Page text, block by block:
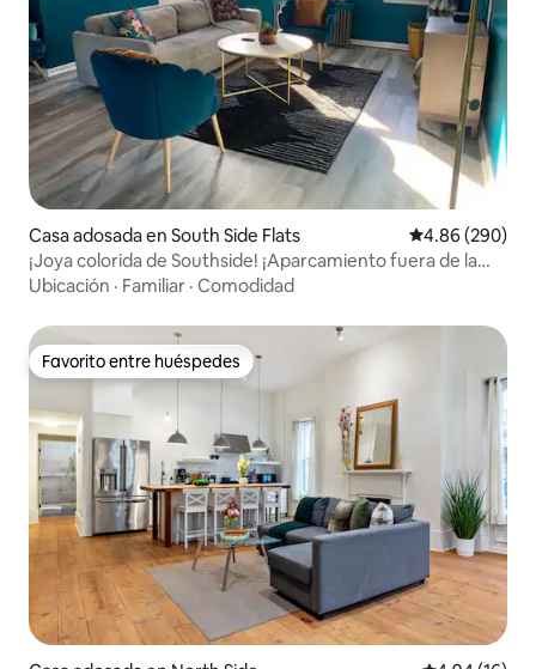
Casa adosada en South Side Flats Calificación
4.86 (290)
¡Joya colorida de Southside! ¡Aparcamiento fuera de la
calle!
Ubicación · Familiar · Comodidad
Favorito entre huéspedes
Favorito entre huéspedes